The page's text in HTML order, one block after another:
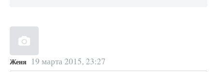
Женя 19 марта 2015, 23:27